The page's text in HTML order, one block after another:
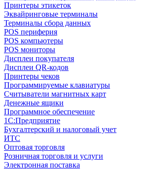
Принтеры этикеток
Эквайринговые терминалы
Терминалы сбора данных
POS периферия
POS компьютеры
POS мониторы
Дисплеи покупателя
Дисплеи QR-кодов
Принтеры чеков
Программируемые клавиатуры
Считыватели магнитных карт
Денежные ящики
Программное обеспечение
1С:Предприятие
Бухгалтерский и налоговый учет
ИТС
Оптовая торговля
Розничная торговля и услуги
Электронная поставка